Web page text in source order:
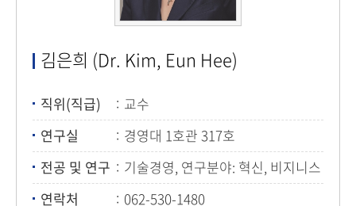
김은희 (Dr. Kim, Eun Hee)
직위(직급)
교수
연구실
경영대 1호관 317호
전공 및 연구
기술경영, 연구분야: 혁신, 비지니스
모델, 디지털 전환, 인더스트리 4.0,
서비타이제이션
연락처
062-530-1480